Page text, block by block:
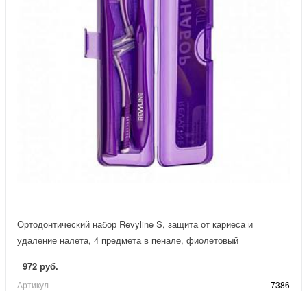
Ортодонтический набор Revyline S, защита от кариеса и
удаление налета, 4 предмета в пенале, фиолетовый
972 руб.
Артикул 7386